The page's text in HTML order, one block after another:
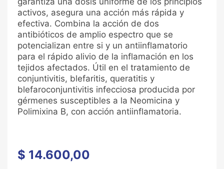
activos, asegura una acción más rápida y
efectiva. Combina la acción de dos
antibióticos de amplio espectro que se
potencializan entre si y un antiinflamatorio
para el rápido alivio de la inflamación en los
tejidos afectados. Útil en el tratamiento de
conjuntivitis, blefaritis, queratitis y
blefaroconjuntivitis infecciosa producida por
gérmenes susceptibles a la Neomicina y
Polimixina B, con acción antiinflamatoria.
$ 14.600,00